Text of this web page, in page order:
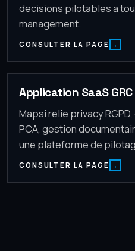
decisions pilotables a
management.
CONSULTER LA PAGE
Application SaaS GRC
Mapsi relie privacy RGPD,
PCA, gestion
une plateforme de
CONSULTER LA PAGE